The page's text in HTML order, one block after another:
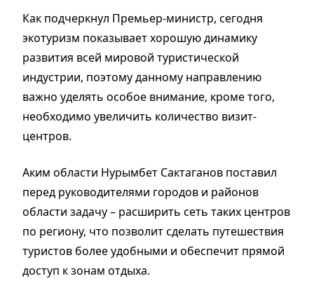
Как подчеркнул Премьер-министр, сегодня
экотуризм показывает хорошую динамику
развития всей мировой туристической
индустрии, поэтому данному направлению
важно уделять особое внимание, кроме того,
необходимо увеличить количество визит-
центров.
Аким области Нурымбет Сактаганов поставил
перед руководителями городов и районов
области задачу – расширить сеть таких центров
по региону, что позволит сделать путешествия
туристов более удобными и обеспечит прямой
доступ к зонам отдыха.